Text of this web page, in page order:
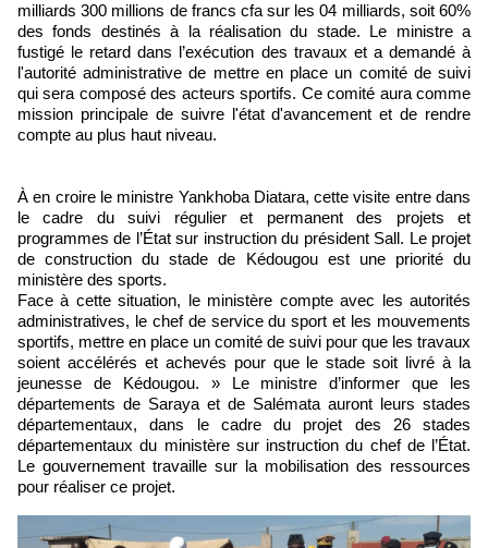
milliards 300 millions de francs cfa sur les 04 milliards, soit 60%
des fonds destinés à la réalisation du stade. Le ministre a
fustigé le retard dans l’exécution des travaux et a demandé à
l'autorité administrative de mettre en place un comité de suivi
qui sera composé des acteurs sportifs. Ce comité aura comme
mission principale de suivre l'état d'avancement et de rendre
compte au plus haut niveau.
À en croire le ministre Yankhoba Diatara, cette visite entre dans
le cadre du suivi régulier et permanent des projets et
programmes de l’État sur instruction du président Sall. Le projet
de construction du stade de Kédougou est une priorité du
ministère des sports.
Face à cette situation, le ministère compte avec les autorités
administratives, le chef de service du sport et les mouvements
sportifs, mettre en place un comité de suivi pour que les travaux
soient accélérés et achevés pour que le stade soit livré à la
jeunesse de Kédougou. » Le ministre d’informer que les
départements de Saraya et de Salémata auront leurs stades
départementaux, dans le cadre du projet des 26 stades
départementaux du ministère sur instruction du chef de l’État.
Le gouvernement travaille sur la mobilisation des ressources
pour réaliser ce projet.